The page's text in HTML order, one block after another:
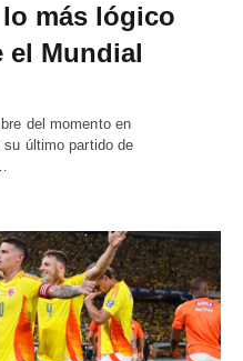
lo más lógico
el Mundial
del momento en
último partido de